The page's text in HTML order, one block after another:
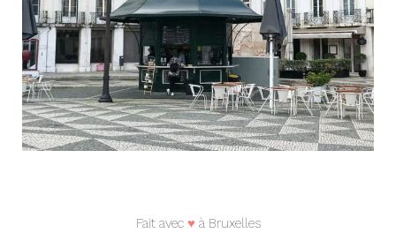
Fait avec ♥ à Bruxelles